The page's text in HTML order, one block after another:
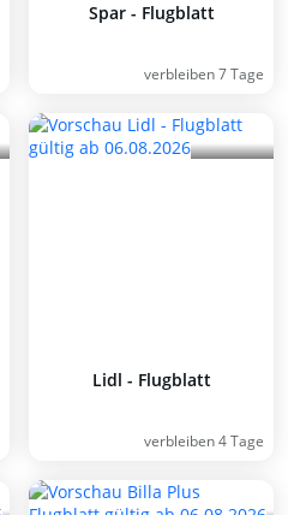
Spar - Flugblatt
verbleiben 7 Tage
Lidl - Flugblatt
verbleiben 4 Tage